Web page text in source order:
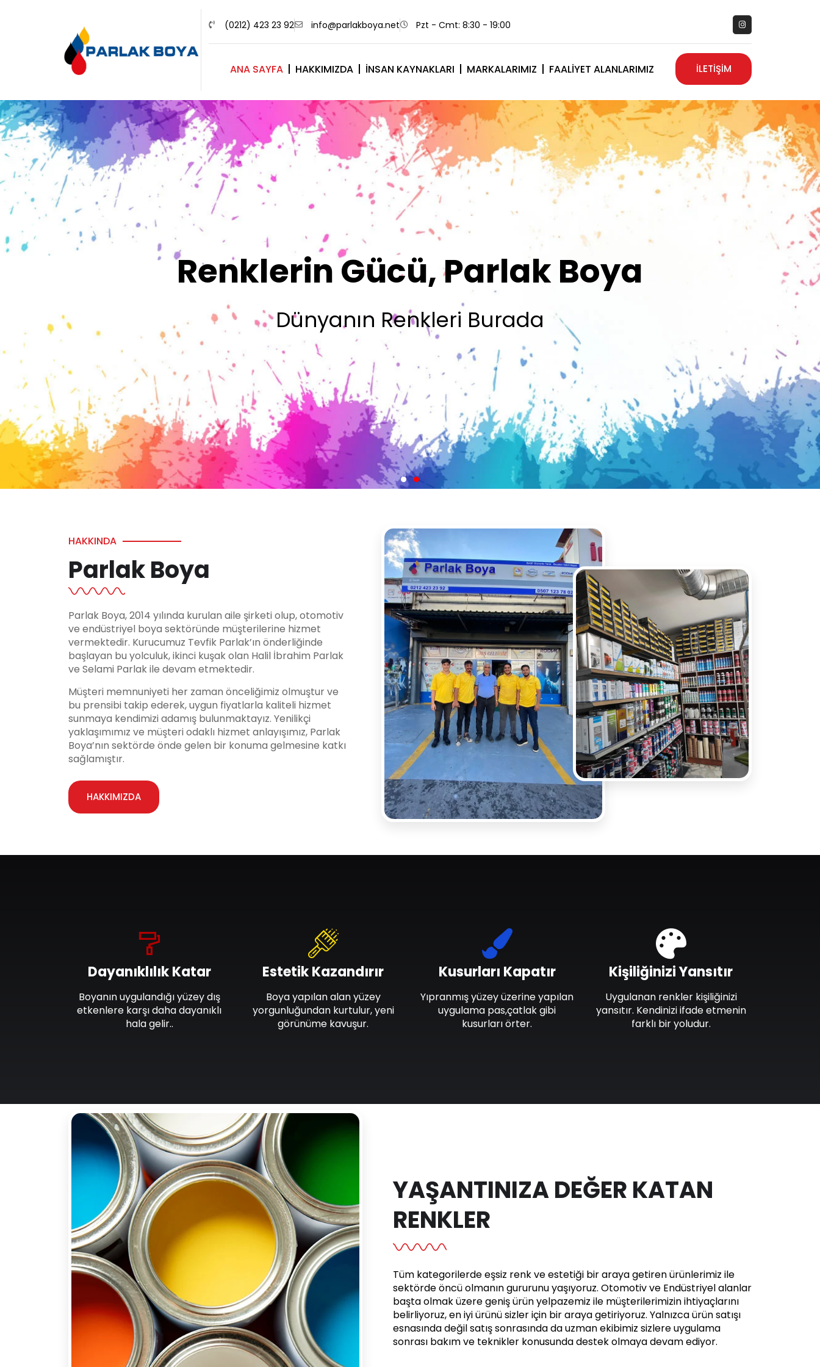
(0212) 423 23 92 info@parlakboya.net Pzt - Cmt: 8:30 - 19:00
ANA SAYFA HAKKIMIZDA İNSAN KAYNAKLARI MARKALARIMIZ FAALIYET ALANLARIMIZ İLETİŞİM
Renklerimiz Sizin İmzanız
Olsun
HAKKINDA
Parlak Boya
Parlak Boya, 2014 yılında kurulan aile şirketi olup, otomotiv
ve endüstriyel boya sektöründe müşterilerine hizmet
vermektedir. Kurucumuz Tevfik Parlak’ın önderliğinde
başlayan bu yolculuk, ikinci kuşak olan Halil İbrahim Parlak
ve Selami Parlak ile devam etmektedir.
Müşteri memnuniyeti her zaman önceliğimiz olmuştur ve
bu prensibi takip ederek, uygun fiyatlarla kaliteli hizmet
sunmaya kendimizi adamış bulunmaktayız. Yenilikçi
yaklaşımımız ve müşteri odaklı hizmet anlayışımız, Parlak
Boya’nın sektörde önde gelen bir konuma gelmesine katkı
sağlamıştır.
HAKKIMIZDA
Dayanıklılık Katar
Boyanın uygulandığı yüzey dış
etkenlere karşı daha dayanıklı
hala gelir..
Estetik Kazandırır
Boya yapılan alan yüzey
yorgunluğundan kurtulur, yeni
görünüme kavuşur.
Kusurları Kapatır
Yıpranmış yüzey üzerine yapılan
uygulama pas,çatlak gibi
kusurları örter.
Kişiliğinizi Yansıtır
Uygulanan renkler kişiliğinizi
yansıtır. Kendinizi ifade etmenin
farklı bir yoludur.
YAŞANTINIZA DEĞER KATAN
RENKLER
Tüm kategorilerde eşsiz renk ve estetiği bir araya getiren ürünlerimiz ile
sektörde öncü olmanın gururunu yaşıyoruz. Otomotiv ve Endüstriyel alanlar
başta olmak üzere geniş ürün yelpazemiz ile müşterilerimizin ihtiyaçlarını
belirliyoruz, en iyi ürünü sizler için bir araya getiriyoruz. Yalnızca ürün satışı
esnasında değil satış sonrasında da uzman ekibimiz sizlere uygulama
sonrası bakım ve teknikler konusunda destek olmaya devam ediyor.